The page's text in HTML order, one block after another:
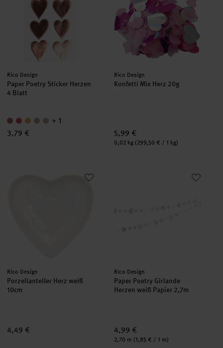
Hersteller:
Rico Design
Paper Poetry Sticker Herzen
4 Blatt
+ 1
3,79 €
Hersteller:
Rico Design
Konfetti Mix Herz 20g
5,99 €
Inhalt:
0,02 kg (299,50 € / 1 kg)
Porzellanteller Herz weiß 10cm
Hersteller:
Rico Design
Porzellanteller Herz weiß
10cm
4,49 €
Paper Poetry Girlande Herzen
Hersteller:
Rico Design
Paper Poetry Girlande
Herzen weiß Papier 2,7m
4,99 €
Inhalt:
2,70 m (1,85 € / 1 m)